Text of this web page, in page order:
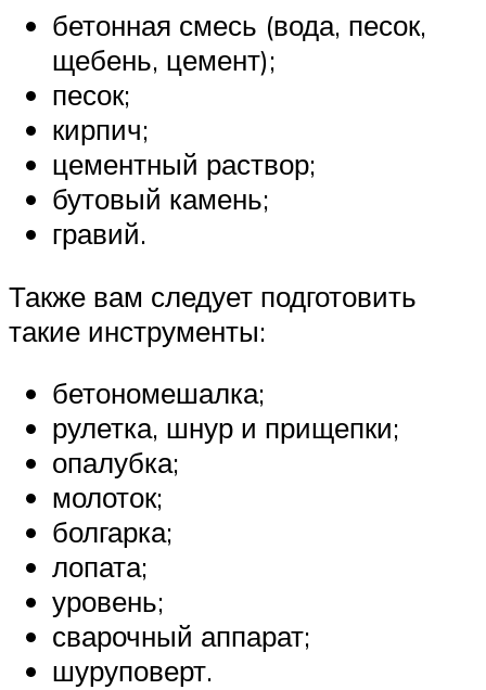
бетонная смесь (вода, песок,
щебень, цемент);
песок;
кирпич;
цементный раствор;
бутовый камень;
гравий.
Также вам следует подготовить
такие инструменты:
бетономешалка;
рулетка, шнур и прищепки;
опалубка;
молоток;
болгарка;
лопата;
уровень;
сварочный аппарат;
шуруповерт.